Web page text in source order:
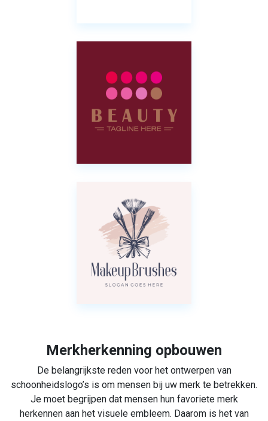
Merkherkenning opbouwen
De belangrijkste reden voor het ontwerpen van
schoonheidslogo’s is om mensen bij uw merk te betrekken.
Je moet begrijpen dat mensen hun favoriete merk
herkennen aan het visuele embleem. Daarom is het van